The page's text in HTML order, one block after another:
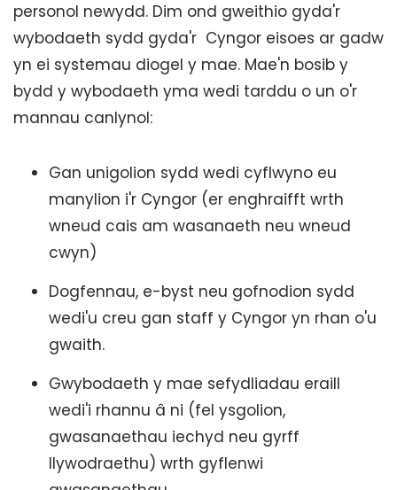
personol newydd. Dim ond gweithio gyda'r
wybodaeth sydd gyda'r Cyngor eisoes ar gadw
yn ei systemau diogel y mae. Mae'n bosib y
bydd y wybodaeth yma wedi tarddu o un o'r
mannau canlynol:
Gan unigolion sydd wedi cyflwyno eu
manylion i'r Cyngor (er enghraifft wrth
wneud cais am wasanaeth neu wneud
cwyn)
Dogfennau, e-byst neu gofnodion sydd
wedi'u creu gan staff y Cyngor yn rhan o'u
gwaith.
Gwybodaeth y mae sefydliadau eraill
wedi'i rhannu â ni (fel ysgolion,
gwasanaethau iechyd neu gyrff
llywodraethu) wrth gyflenwi